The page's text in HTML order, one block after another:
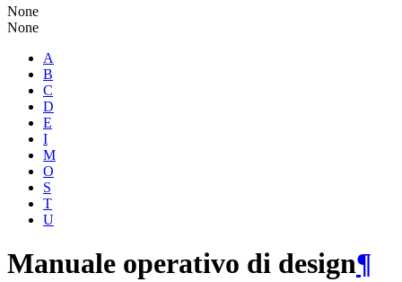
None
None
A
B
C
D
E
I
M
O
S
T
U
Manuale operativo di design¶